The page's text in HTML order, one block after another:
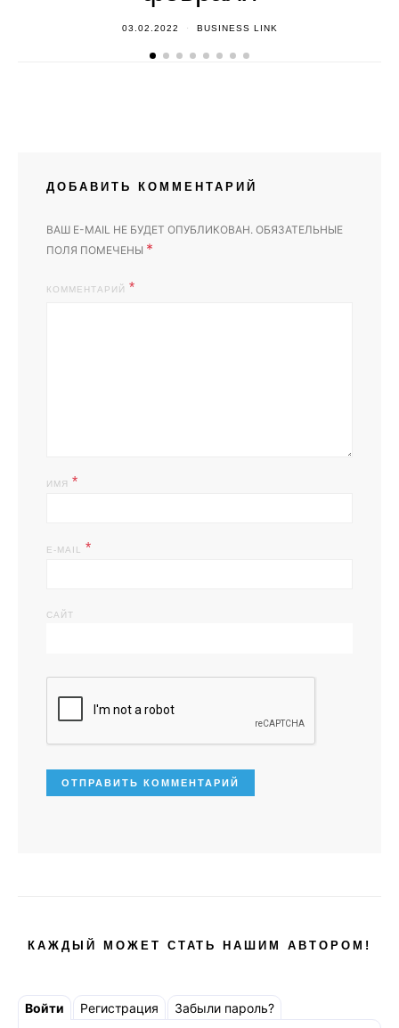
03.02.2022 BUSINESS LINK
ДОБАВИТЬ КОММЕНТАРИЙ
ВАШ E-MAIL НЕ БУДЕТ ОПУБЛИКОВАН. ОБЯЗАТЕЛЬНЫЕ
ПОЛЯ ПОМЕЧЕНЫ *
КОММЕНТАРИЙ
ИМЯ *
E-MAIL *
САЙТ
КАЖДЫЙ МОЖЕТ СТАТЬ НАШИМ АВТОРОМ!
Войти Регистрация Забыли пароль?